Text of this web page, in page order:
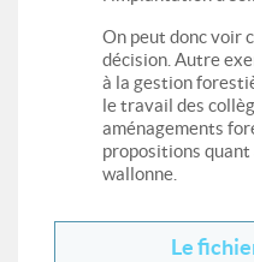
On peut donc voir
décision. Autre
à la gestion
le travail des
aménagements
propositions
wallonne.
Le